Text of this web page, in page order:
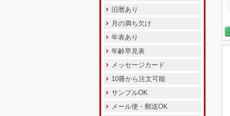
旧暦あり
月の満ち欠け
年表あり
年齢早見表
メッセージカード
10冊から注文可能
サンプルOK
メール便・郵送OK